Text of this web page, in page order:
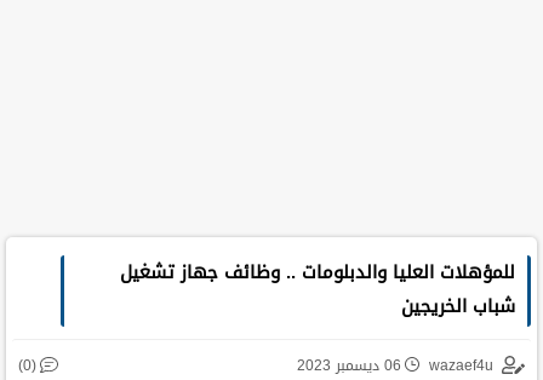
للمؤهلات العليا والدبلومات .. وظائف جهاز تشغيل
شباب الخريجين
wazaef4u 06 ديسمبر 2023 (0)